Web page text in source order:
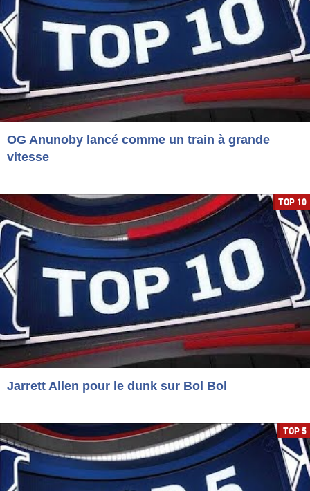
OG Anunoby lancé comme un train à grande
vitesse
TOP 10
Jarrett Allen pour le dunk sur Bol Bol
TOP 5